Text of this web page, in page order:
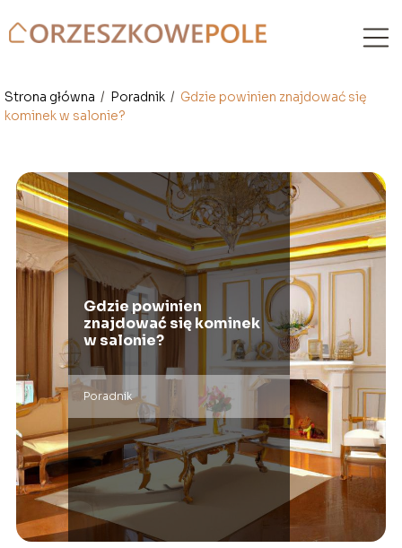
Strona główna / Poradnik / Gdzie powinien znajdować się
kominek w salonie?
Gdzie powinien
znajdować się kominek
w salonie?
Poradnik